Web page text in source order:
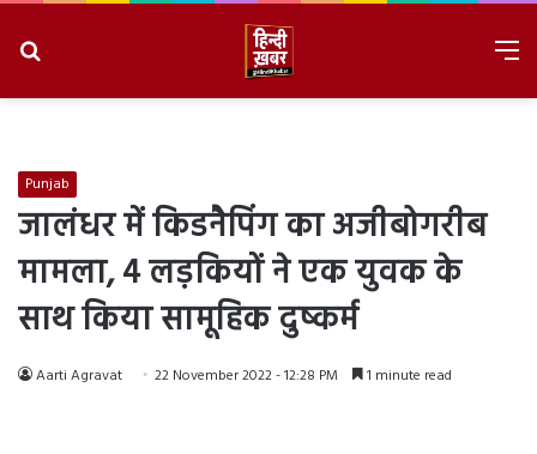
Punjab
जालंधर में किडनैपिंग का अजीबोगरीब
मामला, 4 लड़कियों ने एक युवक के
साथ किया सामूहिक दुष्कर्म
Aarti Agravat 22 November 2022 - 12:28 PM 1 minute read